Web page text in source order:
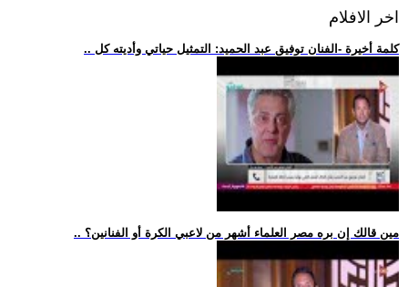
اخر الافلام
.. كلمة أخيرة -الفنان توفيق عبد الحميد: التمثيل حياتي وأديته كل
.. مين قالك إن بره مصر العلماء أشهر من لاعبي الكرة أو الفنانين؟